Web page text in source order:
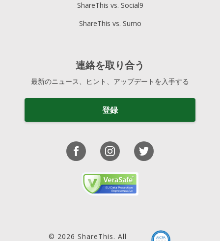
ShareThis vs. Social9
ShareThis vs. Sumo
連絡を取り合う
最新のニュース、ヒント、アップデートを入手する
登録
© 2026 ShareThis. All